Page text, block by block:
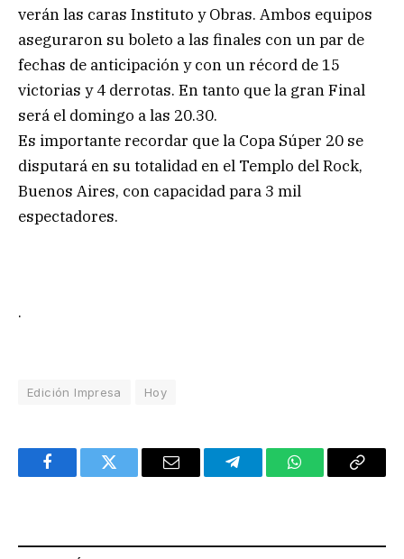
verán las caras Instituto y Obras. Ambos equipos
aseguraron su boleto a las finales con un par de
fechas de anticipación y con un récord de 15
victorias y 4 derrotas. En tanto que la gran Final
será el domingo a las 20.30.
Es importante recordar que la Copa Súper 20 se
disputará en su totalidad en el Templo del Rock,
Buenos Aires, con capacidad para 3 mil
espectadores.
.
Edición Impresa Hoy
FacebookTwitter Email TelegramWhatsAppCopy